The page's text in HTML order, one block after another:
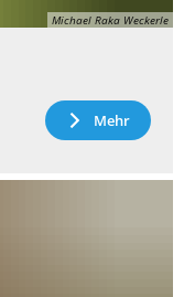
Michael Raka Weckerle
Mehr